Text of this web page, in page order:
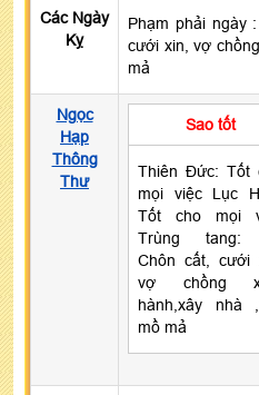
Các Ngày
Kỵ
Phạm phải ngày :
cưới xin, vợ
mả
Ngọc
Hạp
Thông
Thư
Sao tốt
Thiên Đức: Tốt
mọi việc Lục
Tốt cho mọi
Trùng tang:
Chôn cất, cưới
vợ chồng
hành,xây nhà
mồ mả